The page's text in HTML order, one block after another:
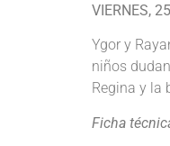
VIERNES,
Ygor y
niños
Regina y la
Ficha